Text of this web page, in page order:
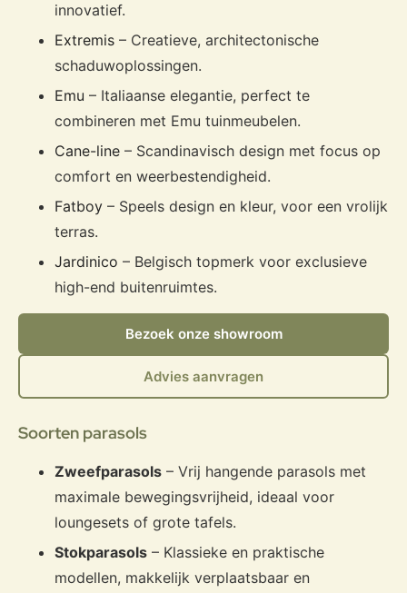
innovatief.
Extremis – Creatieve, architectonische
schaduwoplossingen.
Emu – Italiaanse elegantie, perfect te
combineren met Emu tuinmeubelen.
Cane-line – Scandinavisch design met focus op
comfort en weerbestendigheid.
Fatboy – Speels design en kleur, voor een vrolijk
terras.
Jardinico – Belgisch topmerk voor exclusieve
high-end buitenruimtes.
Bezoek onze showroom
Advies aanvragen
Soorten parasols
Zweefparasols – Vrij hangende parasols met
maximale bewegingsvrijheid, ideaal voor
loungesets of grote tafels.
Stokparasols – Klassieke en praktische
modellen, makkelijk verplaatsbaar en